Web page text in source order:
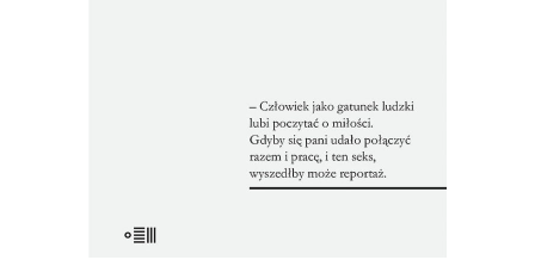
zł 22.00zł